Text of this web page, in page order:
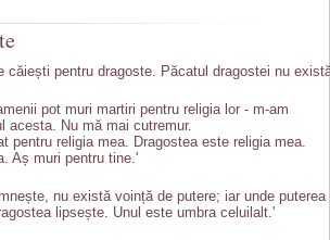
căiești pentru dragoste. Păcatul dragostei nu
pot muri martiri pentru religia lor - m-am
acesta. Nu mă mai cutremur.
pentru religia mea. Dragostea este religia mea.
Aș muri pentru tine.'
nu există voință de putere; iar unde puterea
lipsește. Unul este umbra celuilalt.'